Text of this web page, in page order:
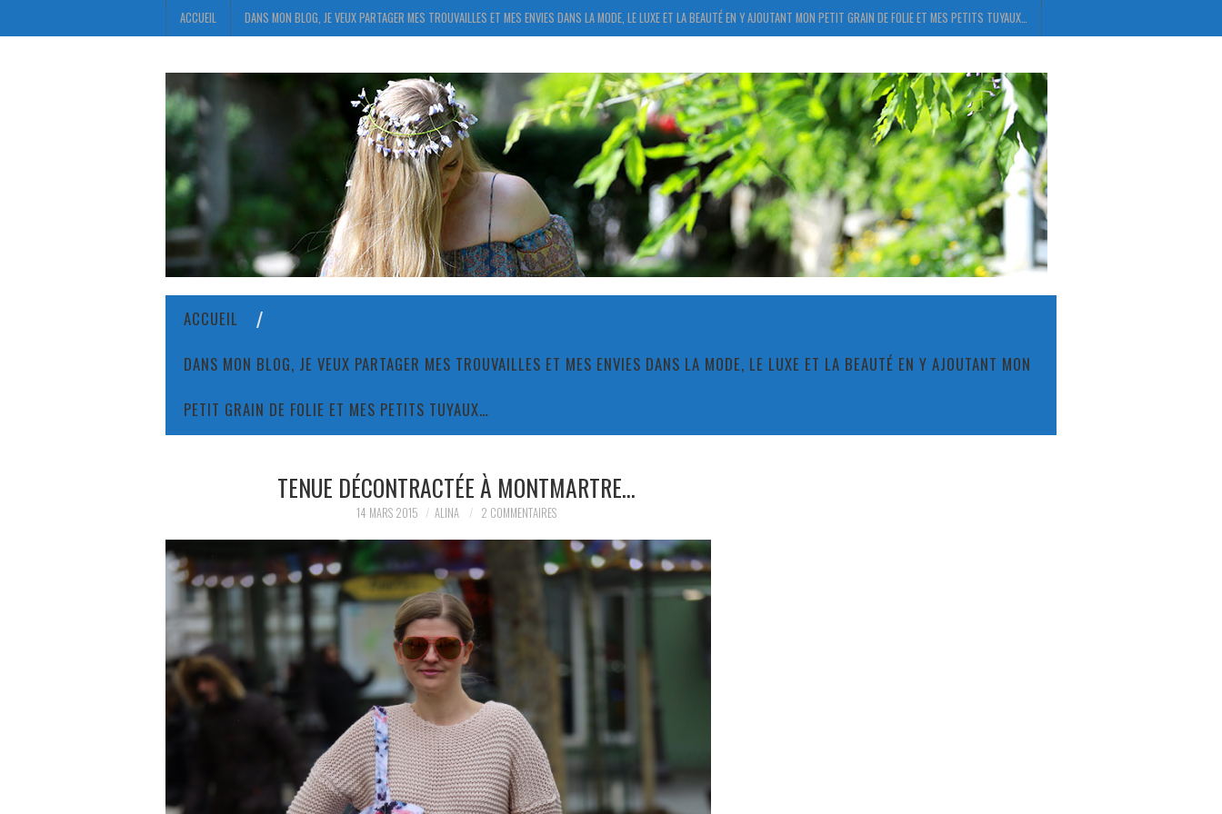
ACCUEIL DANS MON BLOG, JE VEUX PARTAGER MES TROUVAILLES ET MES ENVIES DANS LA MODE, LE LUXE ET LA BEAUTÉ EN Y AJOUTANT MON PETIT GRAIN DE FOLIE ET MES PETITS TUYAUX…
ACCUEIL
DANS MON BLOG, JE VEUX PARTAGER MES TROUVAILLES ET MES ENVIES DANS LA MODE, LE LUXE ET LA BEAUTÉ EN Y AJOUTANT MON
PETIT GRAIN DE FOLIE ET MES PETITS TUYAUX…
TENUE DÉCONTRACTÉE À MONTMARTRE…
14 MARS 2015 ALINA 2 COMMENTAIRES